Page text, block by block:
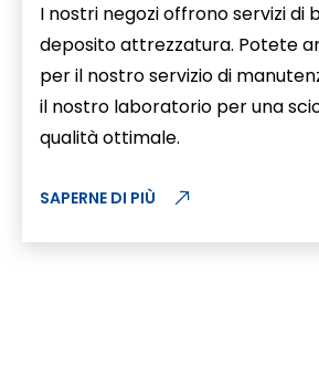
I nostri negozi offrono servizi di
deposito attrezzatura. Potete
per il nostro servizio di
il nostro laboratorio per una
qualità ottimale.
SAPERNE DI PIÙ